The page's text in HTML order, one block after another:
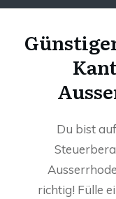
Du bist
richtig! Fülle